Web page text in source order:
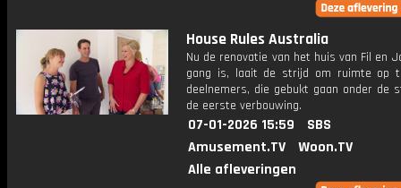
House Rules Australia
Nu de renovatie van het huis van Fil en
gang is, laait de strijd om ruimte op
deelnemers, die gebukt gaan onder de
de eerste verbouwing.
07-01-2026 15:59
SBS
Amusement.TV
Woon.TV
Alle afleveringen